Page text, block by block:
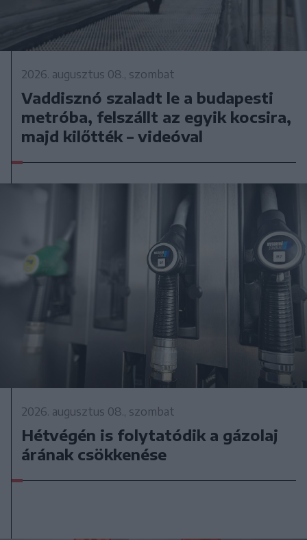
2026. augusztus 08., szombat
Vaddisznó szaladt le a budapesti
metróba, felszállt az egyik kocsira,
majd kilőtték – videóval
2026. augusztus 08., szombat
Hétvégén is folytatódik a gázolaj
árának csökkenése